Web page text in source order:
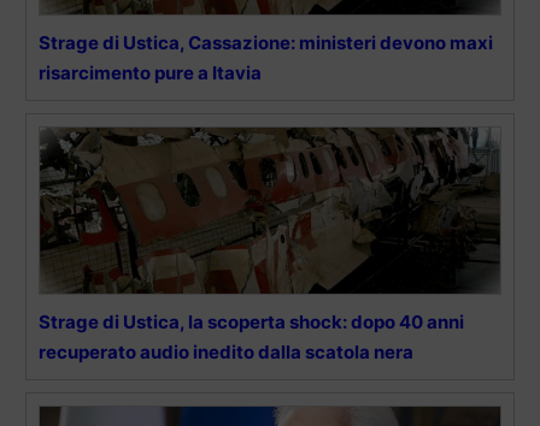
Strage di Ustica, Cassazione: ministeri devono maxi
risarcimento pure a Itavia
Strage di Ustica, la scoperta shock: dopo 40 anni
recuperato audio inedito dalla scatola nera